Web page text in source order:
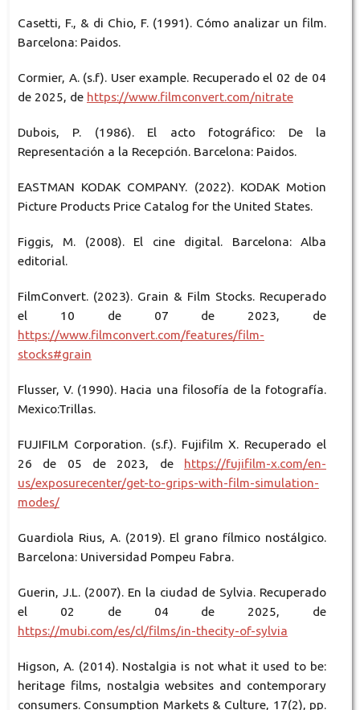
Casetti, F., & di Chio, F. (1991). Cómo analizar un film.
Barcelona: Paidos.
Cormier, A. (s.f). User example. Recuperado el 02 de 04
de 2025, de https://www.filmconvert.com/nitrate
Dubois, P. (1986). El acto fotográfico: De la
Representación a la Recepción. Barcelona: Paidos.
EASTMAN KODAK COMPANY. (2022). KODAK Motion
Picture Products Price Catalog for the United States.
Figgis, M. (2008). El cine digital. Barcelona: Alba
editorial.
FilmConvert. (2023). Grain & Film Stocks. Recuperado
el 10 de 07 de 2023, de
https://www.filmconvert.com/features/film-
stocks#grain
Flusser, V. (1990). Hacia una filosofía de la fotografía.
Mexico:Trillas.
FUJIFILM Corporation. (s.f.). Fujifilm X. Recuperado el
26 de 05 de 2023, de https://fujifilm-x.com/en-
us/exposurecenter/get-to-grips-with-film-simulation-
modes/
Guardiola Rius, A. (2019). El grano fílmico nostálgico.
Barcelona: Universidad Pompeu Fabra.
Guerin, J.L. (2007). En la ciudad de Sylvia. Recuperado
el 02 de 04 de 2025, de
https://mubi.com/es/cl/films/in-thecity-of-sylvia
Higson, A. (2014). Nostalgia is not what it used to be:
heritage films, nostalgia websites and contemporary
consumers. Consumption Markets & Culture, 17(2), pp.